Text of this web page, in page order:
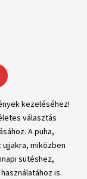
kezeléséhez!
választás
A puha,
miközben
sütéshez,
is.